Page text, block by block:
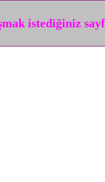
istediğiniz